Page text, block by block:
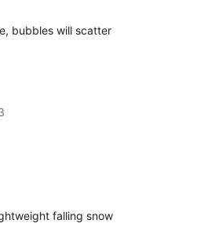
bubbles will scatter
falling snow